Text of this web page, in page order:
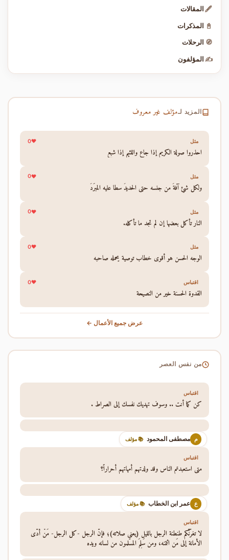
🖋️ المقالات
📓 المذكرات
🧭 الرحلات
✍️ المؤلفون
المزيد لـمؤلف غير معروف
مثل 0
احذروا صولة الكريم إذا جاع واللئيم إذا شبع
مثل 0
ولكل شئٍ آفةُ من جنسه حتى الحديدُ سطا عليه المبرَدُ
مثل 0
النار تأكل بعضها إن لم تجد ما تأكله.
مثل 0
الوجه الحسن هو أقوى خطاب توصية يحمله صاحبه
اقتباس 0
القدوة الحسنة خير من النصيحة
عرض جميع الأعمال ←
من نفس العصر
اقتباس
كن كما أنت .. وسوف تهديك نفسك إلى الصراط .
م مصطفى المحمود 📚 مؤلف
اقتباس
متى استعبدتم الناس وقد ولدتهم أمهاتهم أحراراً؟
ع عمر ابن الخطاب 📚 مؤلف
اقتباس
لا تغرَّنَّكم طنطنة الرجل بالليل (يعني صلاته)؛ فإنَّ الرجل -كل الرجل- مَنْ أَدَّى
الأمانة إلى مَن ائتمنه، ومن سَلِمَ المسلمون من لسانه ويده